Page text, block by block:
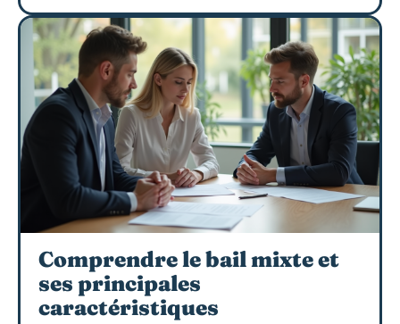
Comprendre le bail mixte et
ses principales
caractéristiques